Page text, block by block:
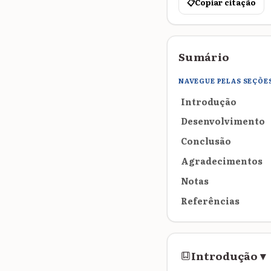
Sumário
NAVEGUE PELAS
Introdução
Desenvolvimento
Conclusão
Agradecimentos
Notas
Referências
Introdução▾